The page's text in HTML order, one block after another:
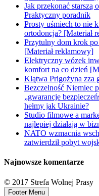
Jak przekonać starszą
Praktyczny poradnik
Prosty uśmiech to nie
ortodoncja? [Materiał
Przytulny dom krok
[Materiał reklamowy]
Elektryczny wózek
komfort na co dzień
Klątwa Prigożyna zza
Bezczelność Niemiec
„gwarancje
hełmy jak Ukrainie?
Studio filmowe a
najlepiej działają w
NATO wzmacnia
zatwierdził pobyt
Najnowsze komentarze
© 2017 Strefa Wolnej Prasy
Footer Menu